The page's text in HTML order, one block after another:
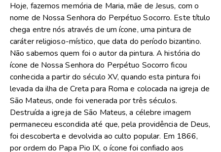
Hoje, fazemos memória de Maria, mãe de Jesus, com o
nome de Nossa Senhora do Perpétuo Socorro. Este título
chega entre nós através de um ícone, uma pintura de
caráter religioso-místico, que data do período bizantino.
Não sabemos quem foi o autor da pintura. A história do
ícone de Nossa Senhora do Perpétuo Socorro ficou
conhecida a partir do século XV, quando esta pintura foi
levada da ilha de Creta para Roma e colocada na igreja de
São Mateus, onde foi venerada por três séculos.
Destruída a igreja de São Mateus, a célebre imagem
permaneceu escondida até que, pela providência de Deus,
foi descoberta e devolvida ao culto popular. Em 1866,
por ordem do Papa Pio IX, o ícone foi confiado aos